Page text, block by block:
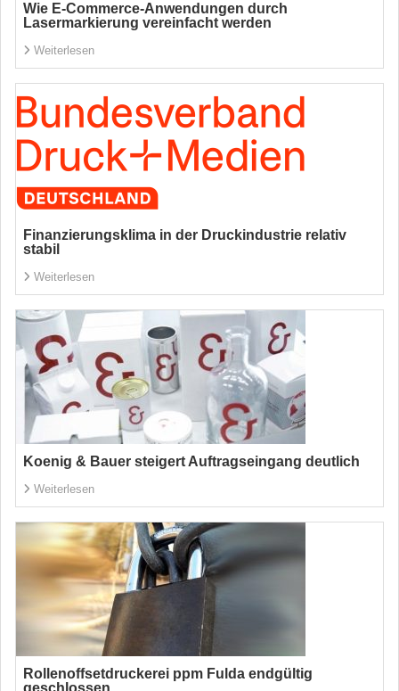
Wie E-Commerce-Anwendungen durch
Lasermarkierung vereinfacht werden
Weiterlesen
Finanzierungsklima in der Druckindustrie relativ
stabil
Weiterlesen
Koenig & Bauer steigert Auftragseingang deutlich
Weiterlesen
Rollenoffsetdruckerei ppm Fulda endgültig
geschlossen